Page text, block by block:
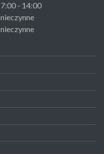
7:00 - 14:00
nieczynne
nieczynne